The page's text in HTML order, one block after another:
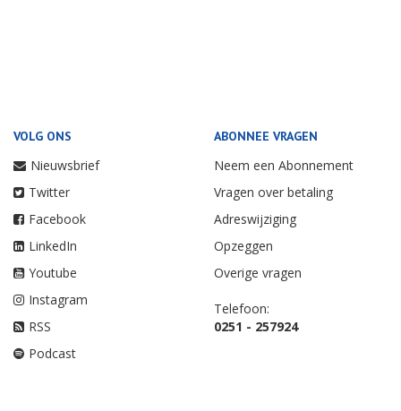
VOLG ONS
Nieuwsbrief
Twitter
Facebook
LinkedIn
Youtube
Instagram
RSS
Podcast
ABONNEE VRAGEN
Neem een Abonnement
Vragen over betaling
Adreswijziging
Opzeggen
Overige vragen
Telefoon:
0251 - 257924